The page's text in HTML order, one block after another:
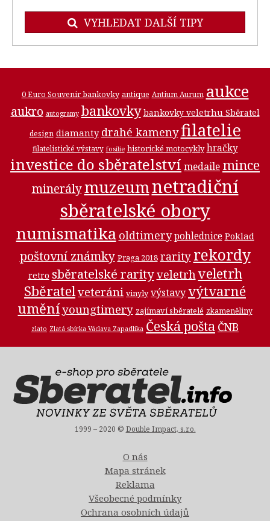
VYHLEDAT DALŠÍ TIPY
0 Euro Souvenir bankovky antique Antium Aurum aukce
aukro autogramy bankovky bankovky veletrhu Sběratel
design diamanty drahé kamenyfilatelie
filatelistické výstavy fosilie historické motocykly hračky
investice do sběratelství medaile mince
minerálymuzeumnetradiční
sběratelské obory
numismatika oldtimery pohlednice Poklad
poštovní známky Praga 2018 rarity rekordy
retro sběratelské rarityveletrhveletrh
Sběratelveteráni vinyly výstavyvýtvarné
uměníyoungtimery zajímaví sběratelé zkameněliny
zlato Zlatá sbírka Václava Zapadlíka Česká pošta ČNB
1999 – 2020 © Double Impact, s.r.o.
O nás
Mapa stránek
Reklama
Všeobecné podmínky
Ochrana osobních údajů